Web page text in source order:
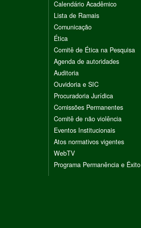
Calendário Acadêmico
Lista de Ramais
Comunicação
Ética
Comitê de Ética na Pesquisa
Agenda de autoridades
Auditoria
Ouvidoria e SIC
Procuradoria Jurídica
Comissões Permanentes
Comitê de não violência
Eventos Institucionais
Atos normativos vigentes
WebTV
Programa Permanência e Êxito